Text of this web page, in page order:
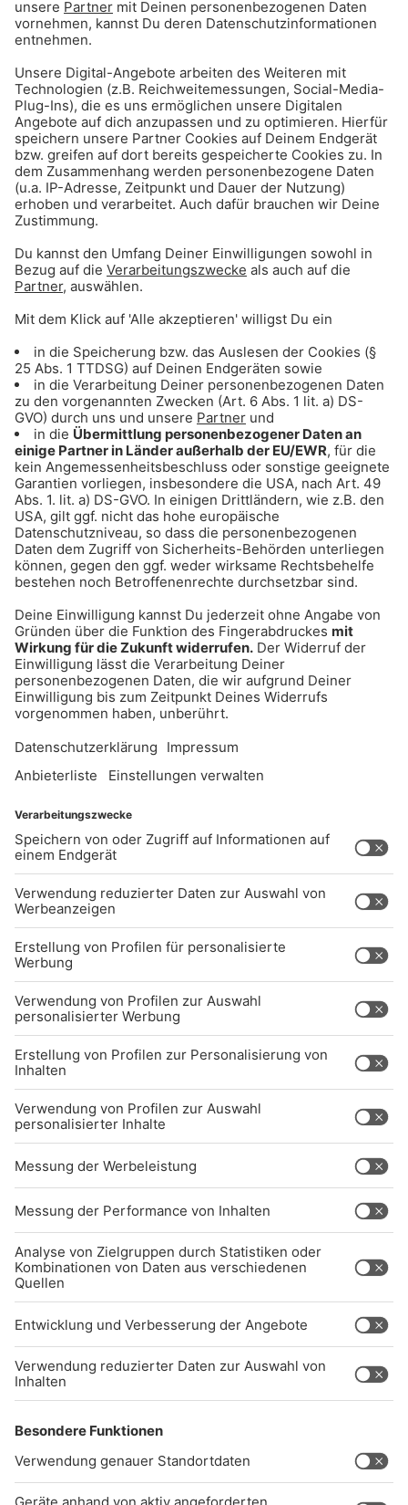
ANZEIGE - Sichere dir Tagestickets für
den Triassic Park auf der Steinplatte
ANZEIGE - Klaer Kosmetik - Naturnahe
Wirkkosmetik für empfindliche Haut
UNTERNEHMEN
Kontakt
Jobs
Sendeempfang
Über uns
BARRIEREFREIHEIT: WIR ARBEITEN DERZEIT
AKTIV DARAN, UNSERE WEBSITE
BARRIEREFREI ZU GESTALTEN - GEMÄSS D
EN ANFORDERUNGEN DES B
ARRIEREFREIHEITSSTÄRKUNGSGESETZES. W
ENN SIE AUF BARRIEREN STOSSEN ODER UN
NTAKTIEREN SIE UNS GERNE.
Studio-Hotline
(089) 38 38 38 38
info@radiogong.de
Impressum